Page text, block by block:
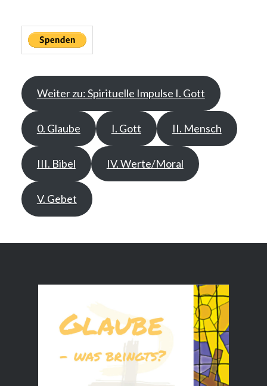
Weiter zu: Spirituelle Impulse I. Gott
0. Glaube I. Gott II. Mensch
III. Bibel IV. Werte/Moral
V. Gebet